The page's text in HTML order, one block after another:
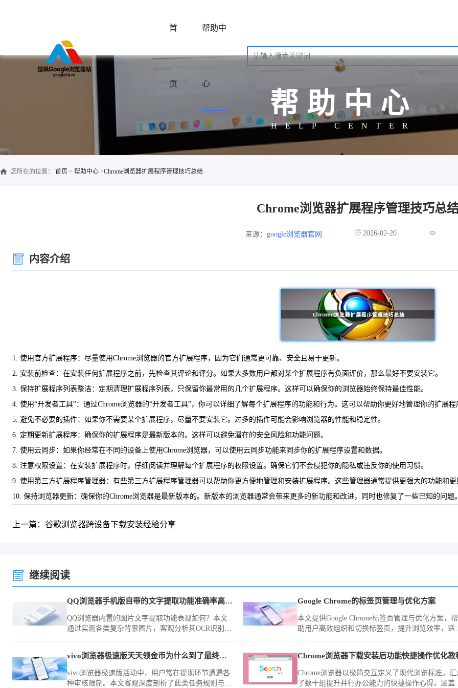
首
页
帮助中
心
帮助中心
HELP CENTER
您所在的位置： 首页 > 帮助中心 >Chrome浏览器扩展程序管理技巧总结
Chrome浏览器扩展程序管理技巧总
来源： google浏览器官网 2026-02-20
内容介绍
1. 使用官方扩展程序：尽量使用Chrome浏览器的官方扩展程序，因为它们通常更可靠、安全且易于更新。
2. 安装前检查：在安装任何扩展程序之前，先检查其评论和评分。如果大多数用户都对某个扩展程序有负面评价，那么最好不要安装它。
3. 保持扩展程序列表整洁：定期清理扩展程序列表，只保留你最常用的几个扩展程序。这样可以确保你的浏览器始终保持最佳性能。
4. 使用“开发者工具”：通过Chrome浏览器的“开发者工具”，你可以详细了解每个扩展程序的功能和行为。这可以帮助你更好地管理你的扩展程
5. 避免不必要的插件：如果你不需要某个扩展程序，尽量不要安装它。过多的插件可能会影响浏览器的性能和稳定性。
6. 定期更新扩展程序：确保你的扩展程序是最新版本的。这样可以避免潜在的安全风险和功能问题。
7. 使用云同步：如果你经常在不同的设备上使用Chrome浏览器，可以使用云同步功能来同步你的扩展程序设置和数据。
8. 注意权限设置：在安装扩展程序时，仔细阅读并理解每个扩展程序的权限设置。确保它们不会侵犯你的隐私或违反你的使用习惯。
9. 使用第三方扩展程序管理器：有些第三方扩展程序管理器可以帮助你更方便地管理和安装扩展程序。这些管理器通常提供更强大的功能和
10. 保持浏览器更新：确保你的Chrome浏览器是最新版本的。新版本的浏览器通常会带来更多的新功能和改进，同时也修复了一些已知的问题
上一篇：谷歌浏览器跨设备下载安装经验分享
继续阅读
QQ浏览器手机版自带的文字提取功能准确率高吗评测
QQ浏览器内置的图片文字提取功能表现如何？本文
通过实测各类复杂背景图片，客观分析其OCR识别准
Google Chrome的标签页管理与优化方案
本文提供Google Chrome标签页管理与优化方案，帮
助用户高效组织和切换标签页，提升浏览效率，适
vivo浏览器极速版天天领金币为什么到了最终提现总翻车
vivo浏览器极速版活动中，用户常在提现环节遭遇各
种审核限制。本文客观深度剖析了此类任务规则与常
Chrome浏览器下载安装后功能快捷操作优化教
Chrome浏览器以极简交互定义了现代浏览标准。汇
了数十组提升并行办公能力的快捷操作心得，涵盖